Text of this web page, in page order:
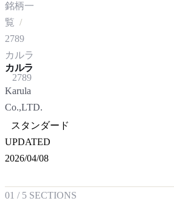
銘柄一
覧
2789
カルラ
カルラ
2789
Karula
Co.,LTD.
スタンダード
UPDATED
2026/04/08
01 / 5 SECTIONS